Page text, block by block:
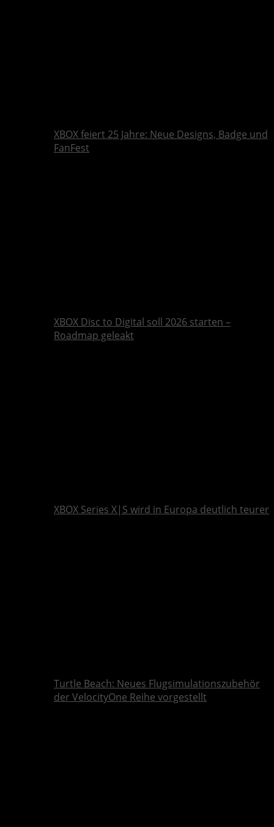
XBOX feiert 25 Jahre: Neue Designs, Badge und
FanFest
XBOX Disc to Digital soll 2026 starten –
Roadmap geleakt
XBOX Series X|S wird in Europa deutlich teurer
Turtle Beach: Neues Flugsimulationszubehör
der VelocityOne Reihe vorgestellt